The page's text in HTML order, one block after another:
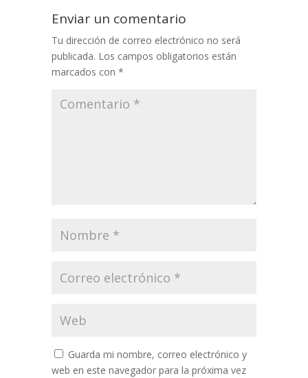
Enviar un comentario
Tu dirección de correo electrónico no será
publicada. Los campos obligatorios están
marcados con *
Guarda mi nombre, correo electrónico y
web en este navegador para la próxima vez